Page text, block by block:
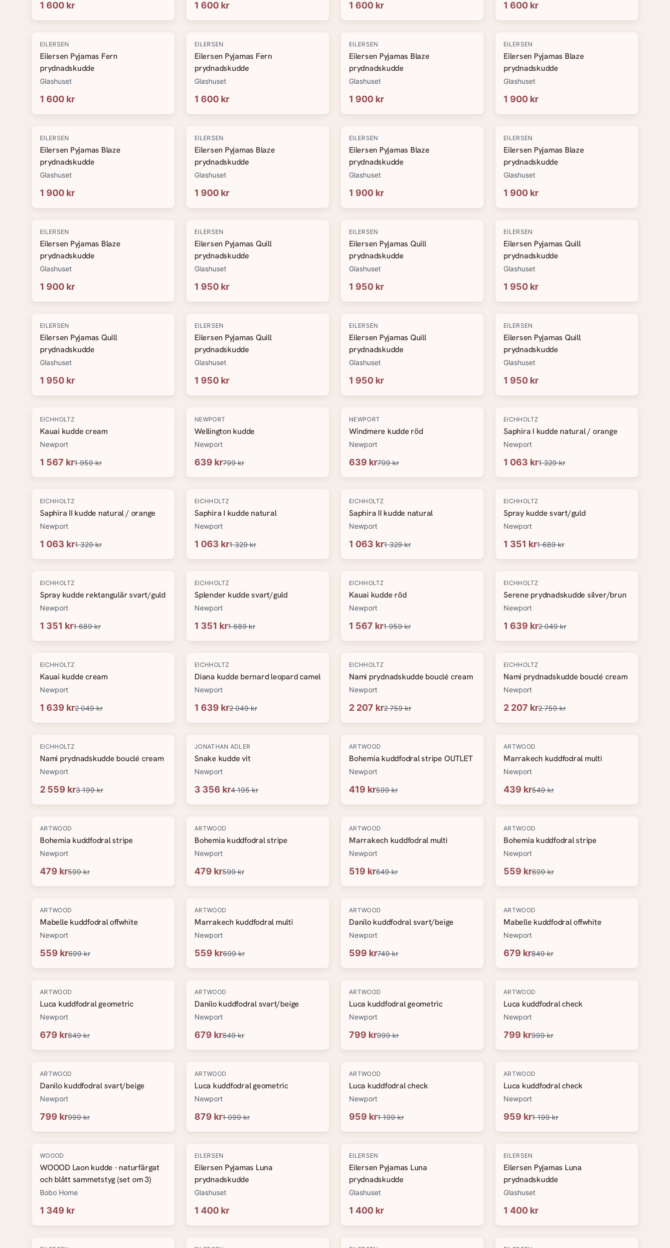
1 600 kr 1 600 kr 1 600 kr 1 600 kr
EILERSEN
Eilersen Pyjamas Fern
prydnadskudde
Glashuset
1 600 kr
EILERSEN
Eilersen Pyjamas Fern
prydnadskudde
Glashuset
1 600 kr
EILERSEN
Eilersen Pyjamas Blaze
prydnadskudde
Glashuset
1 900 kr
EILERSEN
Eilersen Pyjamas Blaze
prydnadskudde
Glashuset
1 900 kr
EILERSEN
Eilersen Pyjamas Blaze
prydnadskudde
Glashuset
1 900 kr
EILERSEN
Eilersen Pyjamas Blaze
prydnadskudde
Glashuset
1 900 kr
EILERSEN
Eilersen Pyjamas Blaze
prydnadskudde
Glashuset
1 900 kr
EILERSEN
Eilersen Pyjamas Blaze
prydnadskudde
Glashuset
1 900 kr
EILERSEN
Eilersen Pyjamas Blaze
prydnadskudde
Glashuset
1 900 kr
EILERSEN
Eilersen Pyjamas Quill
prydnadskudde
Glashuset
1 950 kr
EILERSEN
Eilersen Pyjamas Quill
prydnadskudde
Glashuset
1 950 kr
EILERSEN
Eilersen Pyjamas Quill
prydnadskudde
Glashuset
1 950 kr
EILERSEN
Eilersen Pyjamas Quill
prydnadskudde
Glashuset
1 950 kr
EILERSEN
Eilersen Pyjamas Quill
prydnadskudde
Glashuset
1 950 kr
EILERSEN
Eilersen Pyjamas Quill
prydnadskudde
Glashuset
1 950 kr
EILERSEN
Eilersen Pyjamas Quill
prydnadskudde
Glashuset
1 950 kr
-20%
EICHHOLTZ
Kauai kudde cream
Newport
1 567 kr1 959 kr
-20%
NEWPORT
Wellington kudde
Newport
639 kr799 kr
-20%
NEWPORT
Windmere kudde röd
Newport
639 kr799 kr
-20%
EICHHOLTZ
Saphira I kudde natural / orange
Newport
1 063 kr1 329 kr
-20%
EICHHOLTZ
Saphira II kudde natural / orange
Newport
1 063 kr1 329 kr
-20%
EICHHOLTZ
Saphira I kudde natural
Newport
1 063 kr1 329 kr
-20%
EICHHOLTZ
Saphira II kudde natural
Newport
1 063 kr1 329 kr
-20%
EICHHOLTZ
Spray kudde svart/guld
Newport
1 351 kr1 689 kr
-20%
EICHHOLTZ
Spray kudde rektangulär svart/guld
Newport
1 351 kr1 689 kr
-20%
EICHHOLTZ
Splender kudde svart/guld
Newport
1 351 kr1 689 kr
-20%
EICHHOLTZ
Kauai kudde röd
Newport
1 567 kr1 959 kr
-20%
EICHHOLTZ
Serene prydnadskudde silver/brun
Newport
1 639 kr2 049 kr
-20%
EICHHOLTZ
Kauai kudde cream
Newport
1 639 kr2 049 kr
-20%
EICHHOLTZ
Diana kudde bernard leopard camel
Newport
1 639 kr2 049 kr
-20%
EICHHOLTZ
Nami prydnadskudde bouclé cream
Newport
2 207 kr2 759 kr
-20%
EICHHOLTZ
Nami prydnadskudde bouclé cream
Newport
2 207 kr2 759 kr
-20%
EICHHOLTZ
Nami prydnadskudde bouclé cream
Newport
2 559 kr3 199 kr
-20%
JONATHAN ADLER
Snake kudde vit
Newport
3 356 kr4 195 kr
-30%
ARTWOOD
Bohemia kuddfodral stripe OUTLET
Newport
419 kr599 kr
-20%
ARTWOOD
Marrakech kuddfodral multi
Newport
439 kr549 kr
-20%
ARTWOOD
Bohemia kuddfodral stripe
Newport
479 kr599 kr
-20%
ARTWOOD
Bohemia kuddfodral stripe
Newport
479 kr599 kr
-20%
ARTWOOD
Marrakech kuddfodral multi
Newport
519 kr649 kr
-20%
ARTWOOD
Bohemia kuddfodral stripe
Newport
559 kr699 kr
-20%
ARTWOOD
Mabelle kuddfodral offwhite
Newport
559 kr699 kr
-20%
ARTWOOD
Marrakech kuddfodral multi
Newport
559 kr699 kr
-20%
ARTWOOD
Danilo kuddfodral svart/beige
Newport
599 kr749 kr
-20%
ARTWOOD
Mabelle kuddfodral offwhite
Newport
679 kr849 kr
-20%
ARTWOOD
Luca kuddfodral geometric
Newport
679 kr849 kr
-20%
ARTWOOD
Danilo kuddfodral svart/beige
Newport
679 kr849 kr
-20%
ARTWOOD
Luca kuddfodral geometric
Newport
799 kr999 kr
-20%
ARTWOOD
Luca kuddfodral check
Newport
799 kr999 kr
-20%
ARTWOOD
Danilo kuddfodral svart/beige
Newport
799 kr999 kr
-20%
ARTWOOD
Luca kuddfodral geometric
Newport
879 kr1 099 kr
-20%
ARTWOOD
Luca kuddfodral check
Newport
959 kr1 199 kr
-20%
ARTWOOD
Luca kuddfodral check
Newport
959 kr1 199 kr
WOOOD
WOOOD Laon kudde - naturfärgat
och blått sammetstyg (set om 3)
Bobo Home
1 349 kr
EILERSEN
Eilersen Pyjamas Luna
prydnadskudde
Glashuset
1 400 kr
EILERSEN
Eilersen Pyjamas Luna
prydnadskudde
Glashuset
1 400 kr
EILERSEN
Eilersen Pyjamas Luna
prydnadskudde
Glashuset
1 400 kr